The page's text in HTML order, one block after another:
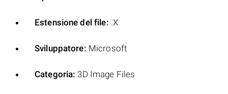
Estensione del file: .X
Sviluppatore: Microsoft
Categoria: 3D Image Files